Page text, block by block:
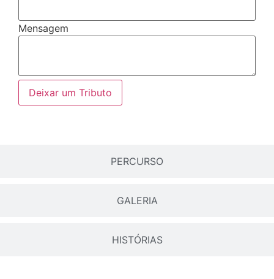
PERCURSO
GALERIA
HISTÓRIAS
Mensagem
Deixar um Tributo